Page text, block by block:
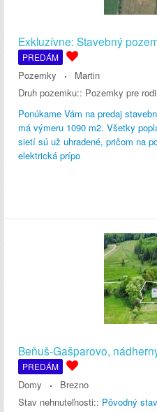
Exkluzívne: Stavebný
PREDÁM
Pozemky
Martin
Druh pozemku:: Pozemky pre
Ponúkame Vám na predaj
má výmeru 1090 m2. Všetky
sietí sú už uhradené, pričom na
elektrická prípo
Beňuš-Gašparovo,
PREDÁM
Domy
Brezno
Stav nehnuteľnosti:: Pôvodný stav